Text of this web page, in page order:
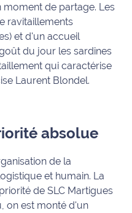
moment de partage. Les
ravitaillements
et d'un accueil
du jour les sardines
qui caractérise
Laurent Blondel.
absolue
de la
et humain. La
de SLC Martigues
on est monté d'un